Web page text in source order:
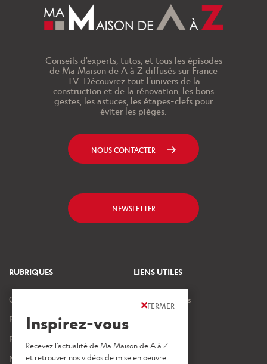
FERMER
Inspirez-vous
Conseils d'experts, tutos, et tous les épisodes
de Ma Maison de A à Z diffusés sur France
TV. Découvrez tout l'univers de la
construction et de la rénovation, les bons
gestes, les astuces, les étapes-clefs pour
éviter les pièges.
NOUS CONTACTER
NEWSLETTER
RUBRIQUES
Ouvrages et travaux
Projets intérieurs
Projets extérieurs
Nos vidéos
LIENS UTILES
Mentions légales